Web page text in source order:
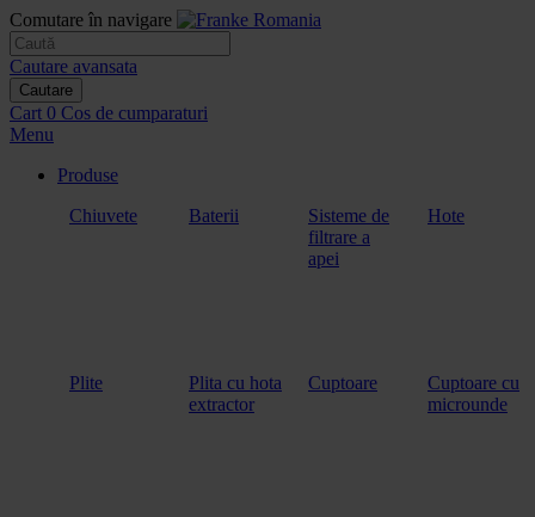
Comutare în navigare
Cautare avansata
Cautare
Cart 0 Cos de cumparaturi
Menu
Produse
Chiuvete
Baterii
Sisteme de
filtrare a
apei
Hote
Plite
Plita cu hota
extractor
Cuptoare
Cuptoare cu
microunde